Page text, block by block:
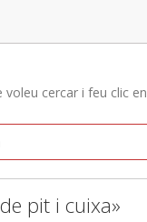
cercar i feu clic
pit i cuixa»